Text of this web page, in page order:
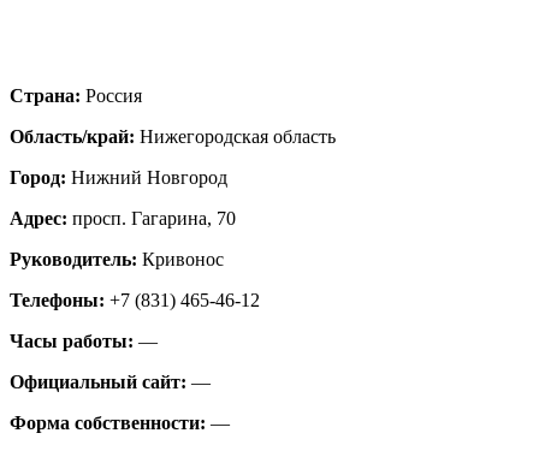
Страна: Россия
Область/край: Нижегородская область
Город: Нижний Новгород
Адрес: просп. Гагарина, 70
Руководитель: Кривонос
Телефоны: +7 (831) 465-46-12
Часы работы: —
Официальный сайт: —
Форма собственности: —